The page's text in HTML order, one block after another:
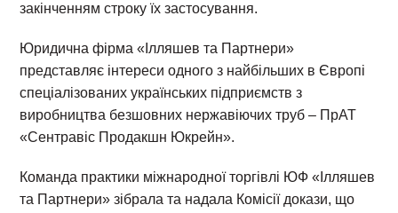
закінченням строку їх застосування.
Юридична фірма «Ілляшев та Партнери»
представляє інтереси одного з найбільших в Європі
спеціалізованих українських підприємств з
виробництва безшовних нержавіючих труб – ПрАТ
«Сентравіс Продакшн Юкрейн».
Команда практики міжнародної торгівлі ЮФ «Ілляшев
та Партнери» зібрала та надала Комісії докази, що